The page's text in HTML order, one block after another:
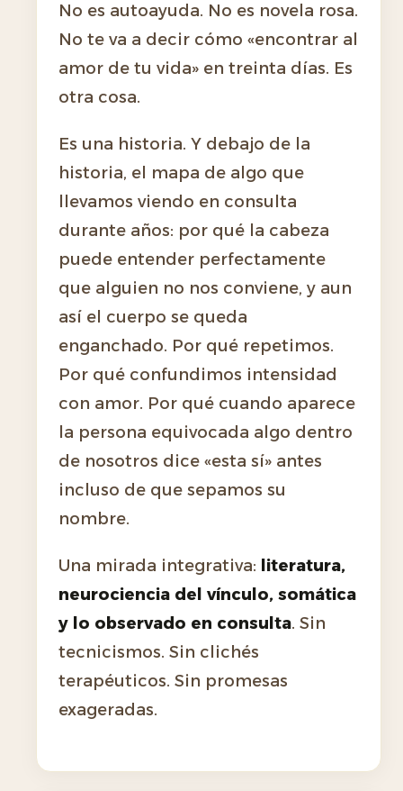
No es autoayuda. No es novela rosa.
No te va a decir cómo «encontrar al
amor de tu vida» en treinta días. Es
otra cosa.
Es una historia. Y debajo de la
historia, el mapa de algo que
llevamos viendo en consulta
durante años: por qué la cabeza
puede entender perfectamente
que alguien no nos conviene, y aun
así el cuerpo se queda
enganchado. Por qué repetimos.
Por qué confundimos intensidad
con amor. Por qué cuando aparece
la persona equivocada algo dentro
de nosotros dice «esta sí» antes
incluso de que sepamos su
nombre.
Una mirada integrativa: literatura,
neurociencia del vínculo, somática
y lo observado en consulta. Sin
tecnicismos. Sin clichés
terapéuticos. Sin promesas
exageradas.